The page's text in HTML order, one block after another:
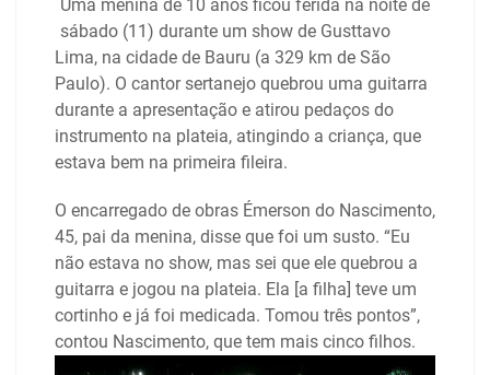
Uma menina de 10 anos ficou ferida na noite de
sábado (11) durante um show de Gusttavo
Lima, na cidade de Bauru (a 329 km de São
Paulo). O cantor sertanejo quebrou uma guitarra
durante a apresentação e atirou pedaços do
instrumento na plateia, atingindo a criança, que
estava bem na primeira fileira.
O encarregado de obras Émerson do Nascimento,
45, pai da menina, disse que foi um susto. “Eu
não estava no show, mas sei que ele quebrou a
guitarra e jogou na plateia. Ela [a filha] teve um
cortinho e já foi medicada. Tomou três pontos”,
contou Nascimento, que tem mais cinco filhos.